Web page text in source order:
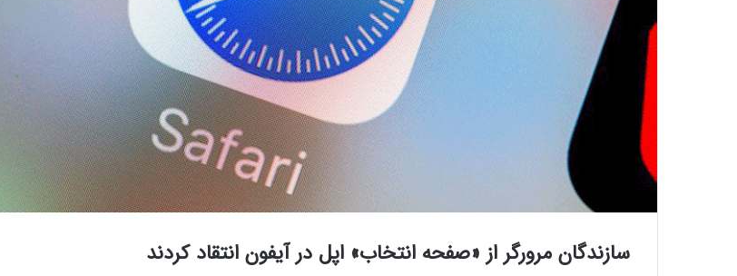
سازندگان مرورگر از «صفحه انتخاب» اپل در آیفون انتقاد کردند